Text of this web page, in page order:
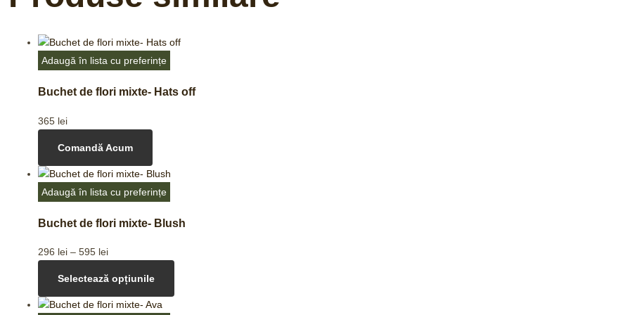
Adaugă în lista cu preferințe
Buchet de flori mixte- Hats off
365 lei
Comandă Acum
Adaugă în lista cu preferințe
Buchet de flori mixte- Blush
296 lei – 595 lei
Selectează opțiunile